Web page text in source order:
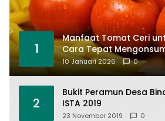
1
Manfaat Tomat Ceri
Cara Tepat
10 Januari 2026 0
2
Bukit Peramun Desa
ISTA 2019
23 November 2019 0